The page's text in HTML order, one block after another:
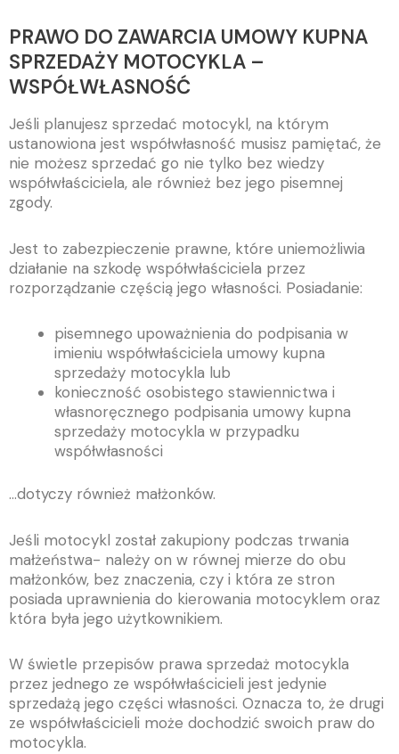
PRAWO DO ZAWARCIA UMOWY KUPNA
SPRZEDAŻY MOTOCYKLA –
WSPÓŁWŁASNOŚĆ
Jeśli planujesz sprzedać motocykl, na którym
ustanowiona jest współwłasność musisz pamiętać, że
nie możesz sprzedać go nie tylko bez wiedzy
współwłaściciela, ale również bez jego pisemnej
zgody.
Jest to zabezpieczenie prawne, które uniemożliwia
działanie na szkodę współwłaściciela przez
rozporządzanie częścią jego własności. Posiadanie:
pisemnego upoważnienia do podpisania w
imieniu współwłaściciela umowy kupna
sprzedaży motocykla lub
konieczność osobistego stawiennictwa i
własnoręcznego podpisania umowy kupna
sprzedaży motocykla w przypadku
współwłasności
…dotyczy również małżonków.
Jeśli motocykl został zakupiony podczas trwania
małżeństwa- należy on w równej mierze do obu
małżonków, bez znaczenia, czy i która ze stron
posiada uprawnienia do kierowania motocyklem oraz
która była jego użytkownikiem.
W świetle przepisów prawa sprzedaż motocykla
przez jednego ze współwłaścicieli jest jedynie
sprzedażą jego części własności. Oznacza to, że drugi
ze współwłaścicieli może dochodzić swoich praw do
motocykla.